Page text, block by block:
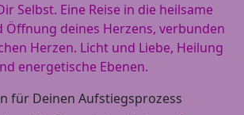
Selbst. Eine Reise in die heilsame
Öffnung deines Herzens, verbunden
Herzen. Licht und Liebe, Heilung
energetische Ebenen.
für Deinen Aufstiegsprozess